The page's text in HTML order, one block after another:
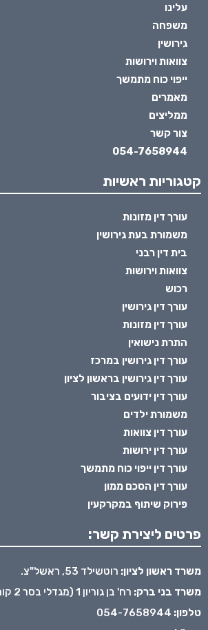
עלינו
משפחה
גירושין
צוואות וירושות
ייפוי כוח מתמשך
מאמרים
ממליצים
צור קשר
054-7658944
קטגוריות ראשיות
עורך דין מזונות
משמורת בעת גירושין
בית דין רבני
צוואות וירושות
רכוש
עורך דין גירושין
עורך דין מזונות
התרת נישואין
עורך דין גירושין במרכז
עורך דין גירושין בראשון לציון
עורך דין ידועים בציבור
משמורת ילדים
עורך דין צוואות
עורך דין ירושות
עורך דין ייפוי כוח מתמשך
עורך דין הסכם ממון
פירוק שיתוף במקרקעין
פרטים ליצירת קשר:
משרד ראשון לציון: רוטשילד 53, ראשל"צ.
משרד בני ברק: רח' בן גוריון 1 (מגדלי בסר 2 קומה 25).
טלפון: 054-7658944